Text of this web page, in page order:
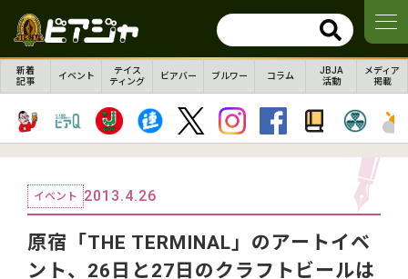
新着
記事
イベント
テイス
ティング
ビアバー ブルワー コラム
JBJA
活動
メディア
掲載
イベント 2013.4.26
原宿「THE TERMINAL」のアートイベ
ント、26日と27日のクラフトビールは